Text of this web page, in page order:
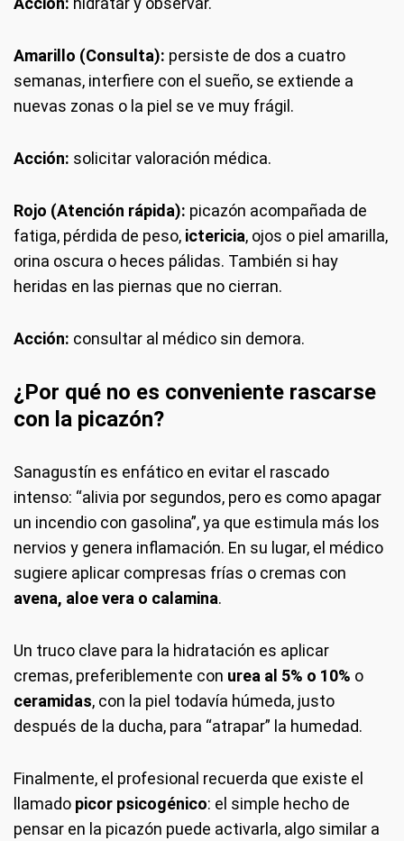
Amarillo (Consulta): persiste de dos a cuatro
semanas, interfiere con el sueño, se extiende a
nuevas zonas o la piel se ve muy frágil.
Acción: solicitar valoración médica.
Rojo (Atención rápida): picazón acompañada de
fatiga, pérdida de peso, ictericia, ojos o piel amarilla,
orina oscura o heces pálidas. También si hay
heridas en las piernas que no cierran.
Acción: consultar al médico sin demora.
¿Por qué no es conveniente rascarse
con la picazón?
Sanagustín es enfático en evitar el rascado
intenso: “alivia por segundos, pero es como apagar
un incendio con gasolina”, ya que estimula más los
nervios y genera inflamación. En su lugar, el médico
sugiere aplicar compresas frías o cremas con
avena, aloe vera o calamina.
Un truco clave para la hidratación es aplicar
cremas, preferiblemente con urea al 5% o 10% o
ceramidas, con la piel todavía húmeda, justo
después de la ducha, para “atrapar” la humedad.
Finalmente, el profesional recuerda que existe el
llamado picor psicogénico: el simple hecho de
pensar en la picazón puede activarla, algo similar a